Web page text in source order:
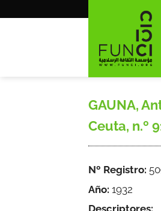
GAUNA,
Ceuta, n.º
Nº Registro:
Año: 1932